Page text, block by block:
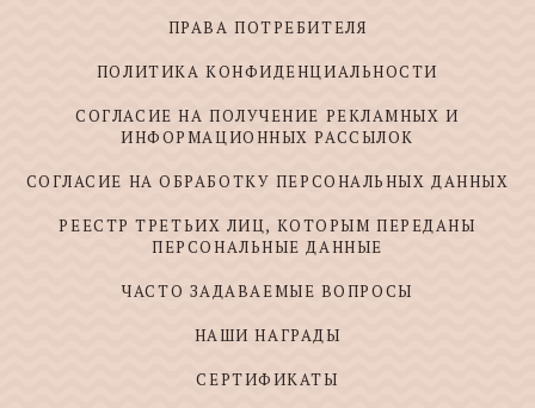
ПРАВА ПОТРЕБИТЕЛЯ
ПОЛИТИКА КОНФИДЕНЦИАЛЬНОСТИ
СОГЛАСИЕ НА ПОЛУЧЕНИЕ РЕКЛАМНЫХ И
ИНФОРМАЦИОННЫХ РАССЫЛОК
СОГЛАСИЕ НА ОБРАБОТКУ ПЕРСОНАЛЬНЫХ ДАННЫХ
РЕЕСТР ТРЕТЬИХ ЛИЦ, КОТОРЫМ ПЕРЕДАНЫ
ПЕРСОНАЛЬНЫЕ ДАННЫЕ
ЧАСТО ЗАДАВАЕМЫЕ ВОПРОСЫ
НАШИ НАГРАДЫ
СЕРТИФИКАТЫ